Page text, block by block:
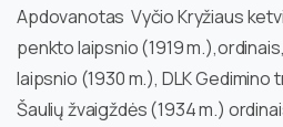
Apdovanotas Vyčio Kryžiaus
penkto laipsnio (1919
laipsnio (1930 m.), DLK Gedimino
Šaulių žvaigždės (1934 m.)